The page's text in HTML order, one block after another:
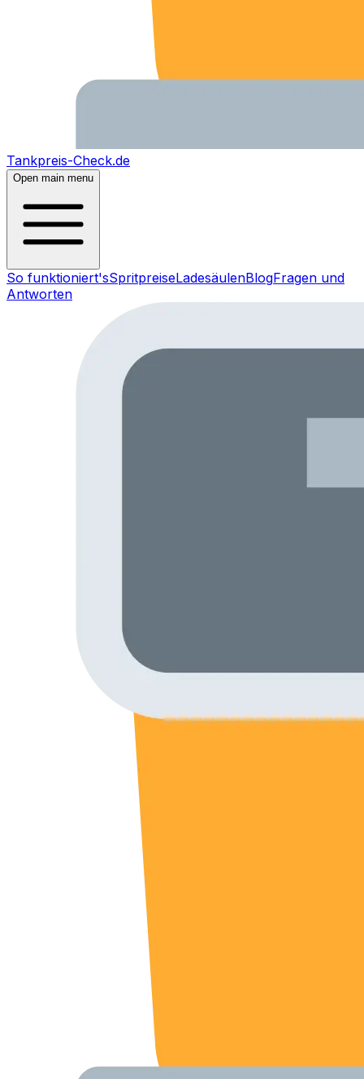
Tankpreis-Check.de
Open main menu
So funktioniert'sSpritpreiseLadesäulenBlogFragen und
Antworten